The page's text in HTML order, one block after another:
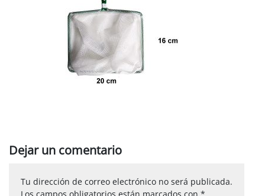
Dejar un comentario
Tu dirección de correo electrónico no será publicada.